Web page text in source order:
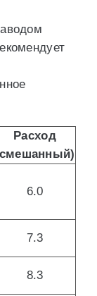
Расход
6.0
7.3
8.3